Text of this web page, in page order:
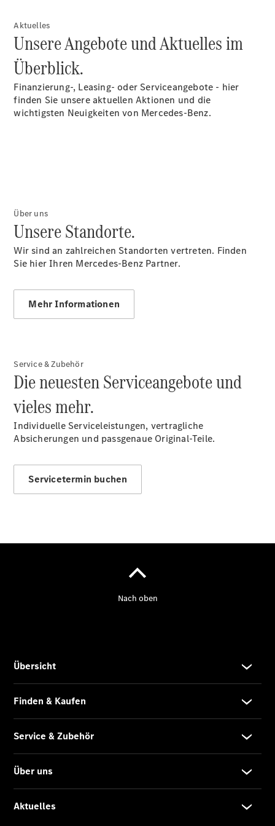
Aktuelles
Unsere Angebote und Aktuelles im
Überblick.
Finanzierung-, Leasing- oder Serviceangebote - hier
finden Sie unsere aktuellen Aktionen und die
wichtigsten Neuigkeiten von Mercedes-Benz.
Über uns
Unsere Standorte.
Wir sind an zahlreichen Standorten vertreten. Finden
Sie hier Ihren Mercedes-Benz Partner.
Mehr Informationen
Service & Zubehör
Die neuesten Serviceangebote und
vieles mehr.
Individuelle Serviceleistungen, vertragliche
Absicherungen und passgenaue Original-Teile.
Servicetermin buchen